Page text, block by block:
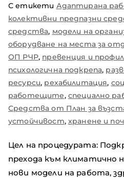
С етикети Адаптирана
колективни предпазни
средства, модели на
оборудване на места за
ОП РЧР, превенция и
психологична подкрепа,
ресурси, рехабилитация,
работещите, специално
Средства от План за
устойчивост, хранене и
Цел на процедурата:
прехода към климатично
нови модели на работа,